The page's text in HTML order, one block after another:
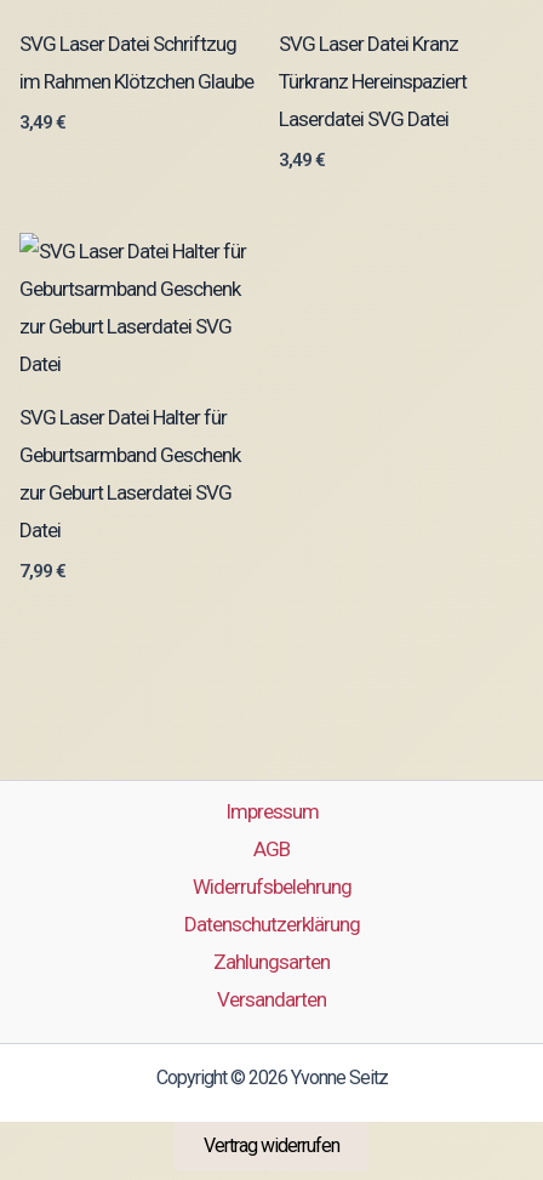
SVG Laser Datei Schriftzug
im Rahmen Klötzchen Glaube
3,49€
SVG Laser Datei Kranz
Türkranz Hereinspaziert
Laserdatei SVG Datei
3,49€
SVG Laser Datei Halter für
Geburtsarmband Geschenk
zur Geburt Laserdatei SVG
Datei
7,99€
Impressum
AGB
Widerrufsbelehrung
Datenschutzerklärung
Zahlungsarten
Versandarten
Copyright © 2026 Yvonne Seitz
Vertrag widerrufen